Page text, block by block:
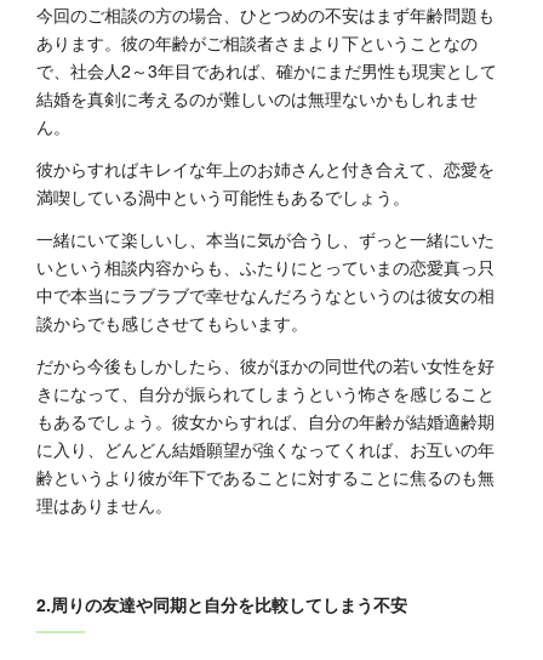
今回のご相談の方の場合、ひとつめの不安はまず年齢問題も
あります。彼の年齢がご相談者さまより下ということなの
で、社会人2～3年目であれば、確かにまだ男性も現実として
結婚を真剣に考えるのが難しいのは無理ないかもしれませ
ん。
彼からすればキレイな年上のお姉さんと付き合えて、恋愛を
満喫している渦中という可能性もあるでしょう。
一緒にいて楽しいし、本当に気が合うし、ずっと一緒にいた
いという相談内容からも、ふたりにとっていまの恋愛真っ只
中で本当にラブラブで幸せなんだろうなというのは彼女の相
談からでも感じさせてもらいます。
だから今後もしかしたら、彼がほかの同世代の若い女性を好
きになって、自分が振られてしまうという怖さを感じること
もあるでしょう。彼女からすれば、自分の年齢が結婚適齢期
に入り、どんどん結婚願望が強くなってくれば、お互いの年
齢というより彼が年下であることに対することに焦るのも無
理はありません。
2.周りの友達や同期と自分を比較してしまう不安